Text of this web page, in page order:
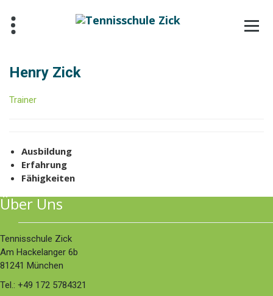
Inhalt
springen
Henry Zick
Trainer
Ausbildung
Erfahrung
Fähigkeiten
Über Uns
Tennisschule Zick
Am Hackelanger 6b
81241 München
Tel.: +49 172 5784321